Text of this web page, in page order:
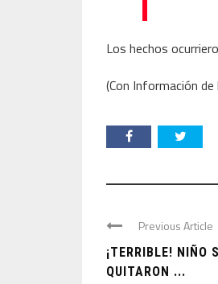
Los hechos
(Con Información
Previous Article
¡TERRIBLE! NIÑO
QUITARON ...